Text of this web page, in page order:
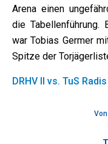
Arena einen
die Tabellenführung.
war Tobias Germer
Spitze der
DRHV II vs. TuS
Von